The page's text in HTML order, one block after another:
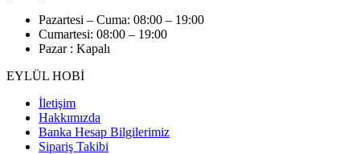
Pazartesi – Cuma: 08:00 – 19:00
Cumartesi: 08:00 – 19:00
Pazar : Kapalı
EYLÜL HOBİ
İletişim
Hakkımızda
Banka Hesap Bilgilerimiz
Sipariş Takibi